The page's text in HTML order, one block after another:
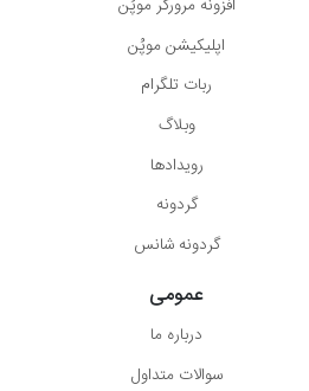
افزونه مرورگر موپُن
اپلیکیشن موپُن
ربات تلگرام
وبلاگ
رویدادها
گردونه
گردونه شانس
عمومی
درباره ما
سوالات متداول